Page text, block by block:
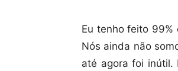
Eu tenho feito
Nós ainda não
até agora foi inútil.